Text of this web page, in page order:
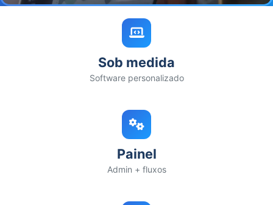
Sob medida
Software personalizado
Painel
Admin + fluxos